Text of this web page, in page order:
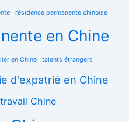
résidence permanente chinoise
en Chine
en Chine talents étrangers
d'expatrié en Chine
Chine